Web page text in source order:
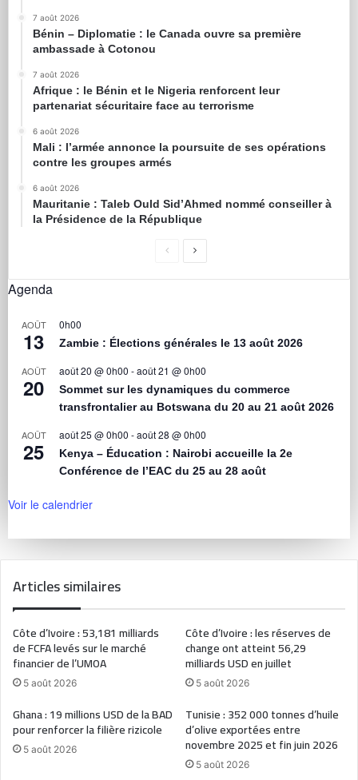
7 août 2026
Bénin – Diplomatie : le Canada ouvre sa première
ambassade à Cotonou
7 août 2026
Afrique : le Bénin et le Nigeria renforcent leur
partenariat sécuritaire face au terrorisme
6 août 2026
Mali : l’armée annonce la poursuite de ses opérations
contre les groupes armés
6 août 2026
Mauritanie : Taleb Ould Sid’Ahmed nommé conseiller à
la Présidence de la République
Agenda
AOÛT
13
0h00
Zambie : Élections générales le 13 août 2026
AOÛT
20
août 20 @ 0h00 -août 21 @ 0h00
Sommet sur les dynamiques du commerce
transfrontalier au Botswana du 20 au 21 août 2026
AOÛT
25
août 25 @ 0h00 -août 28 @ 0h00
Kenya – Éducation : Nairobi accueille la 2e
Conférence de l’EAC du 25 au 28 août
Voir le calendrier
Articles similaires
Côte d’Ivoire : 53,181 milliards
de FCFA levés sur le marché
financier de l’UMOA
5 août 2026
Côte d’Ivoire : les réserves de
change ont atteint 56,29
milliards USD en juillet
5 août 2026
Ghana : 19 millions USD de la BAD
pour renforcer la filière rizicole
5 août 2026
Tunisie : 352 000 tonnes d’huile
d’olive exportées entre
novembre 2025 et fin juin 2026
5 août 2026